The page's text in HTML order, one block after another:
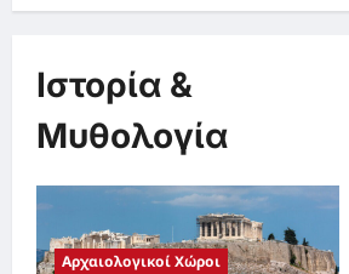
Ιστορία &
Μυθολογία
Αρχαιολογικοί Χώροι